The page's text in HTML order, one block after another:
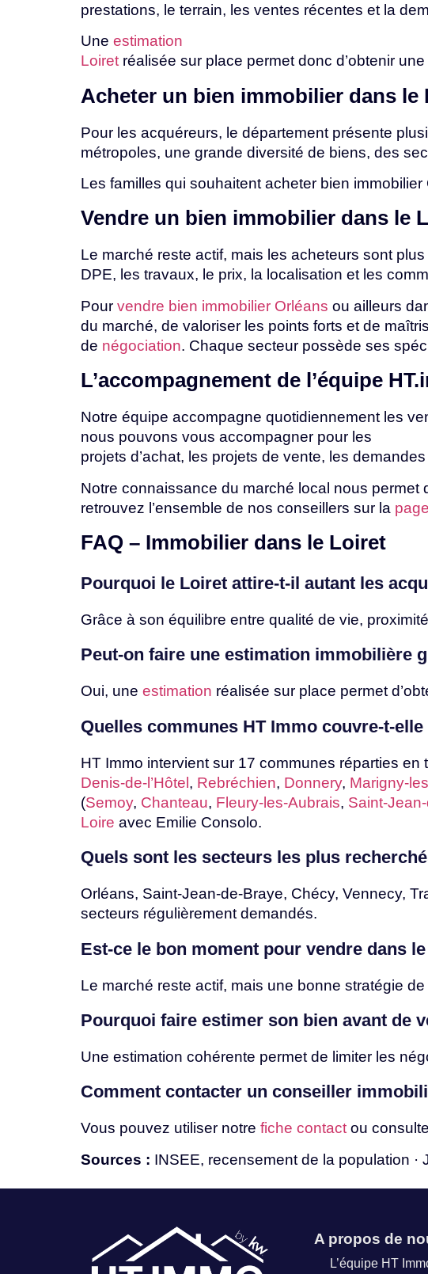
prestations, le terrain, les ventes récentes et la
Une estimation
Loiret réalisée sur place permetdonc d’obtenir une
Acheter un bien immobilier dans le
Pour les acquéreurs, le département présente
métropoles, une grande diversité de biens, des
Les familles qui souhaitent acheter bien immobilier
Vendre un bien immobilier dans le
Le marché reste actif, mais les acheteurs sont
DPE, les travaux, le prix, la localisation et les
Pour vendre bien immobilier Orléans ou ailleurs
du marché, de valoriser les points forts et de
de négociation. Chaque secteur possède ses
L’accompagnement de l’équipe
Notre équipe accompagne quotidiennement les
nous pouvons vous accompagner pour les
projets d’achat, les projets de vente, les demandes
Notre connaissance du marché local nous
retrouvez l’ensemble de nos conseillers sur la
FAQ – Immobilier dans le Loiret
Pourquoi le Loiret attire-t-il autant les
Grâce à son équilibre entre qualité de vie, proximité
Peut-on faire une estimation immobilière
Oui, une estimation réalisée sur place permet
Quelles communes HT Immo couvre-t-elle
HT Immo intervient sur 17 communes réparties
Denis-de-l’Hôtel, Rebréchien, Donnery, Marigny-
(Semoy, Chanteau, Fleury-les-Aubrais, Saint-
Loire avec Emilie Consolo.
Quels sont les secteurs les plus
Orléans, Saint-Jean-de-Braye, Chécy, Vennecy,
secteurs régulièrement demandés.
Est-ce le bon moment pour vendre dans le
Le marché reste actif, mais une bonne stratégie de
Pourquoi faire estimer son bien avant de
Une estimation cohérente permet de limiter les
Comment contacter un conseiller
Vous pouvez utiliser notre fiche contact ou
Sources : INSEE, recensement de la population ·
A propos de
L’équipe HT